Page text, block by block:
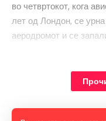
во четвртокот, кога
лет од Лондон, се
аеродромот и се